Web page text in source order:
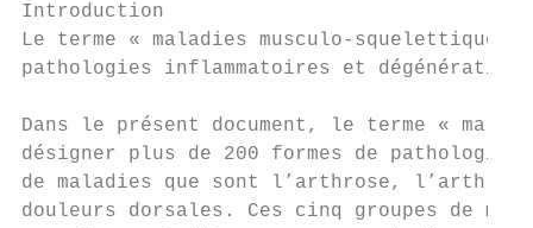
Introduction
Le terme « maladies musculo-
pathologies inflammatoires et
Dans le présent document, le terme «
désigner plus de 200 formes de
de maladies que sont l’arthrose,
douleurs dorsales. Ces cinq groupes de